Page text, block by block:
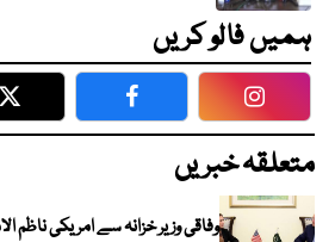
ہمیں فالو کریں
Twitter Facebook
متعلقہ خبریں
وفاقی وزیر خزانہ سے امریکی ناظم